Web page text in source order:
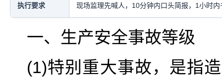
执行要求 现场监理先喊人，10分钟内口头简报，1小时
一、生产安全事故等级
(1)特别重大事故，是指